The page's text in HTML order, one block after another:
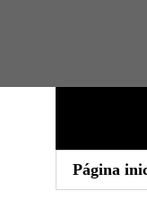
Página